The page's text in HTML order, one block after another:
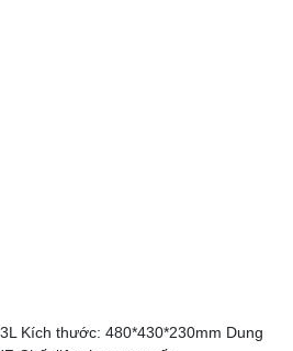
Kích thước: 480*430*230mm Dung
giá:
hết hạn: